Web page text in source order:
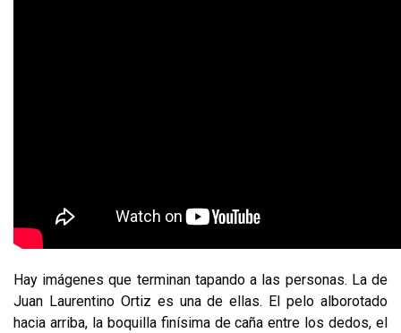
Hay imágenes que terminan tapando a las personas. La de
Juan Laurentino Ortiz es una de ellas. El pelo alborotado
hacia arriba, la boquilla finísima de caña entre los dedos, el